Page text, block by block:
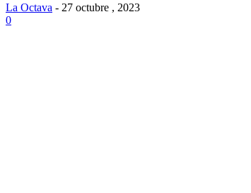
La Octava - 27 octubre , 2023
0